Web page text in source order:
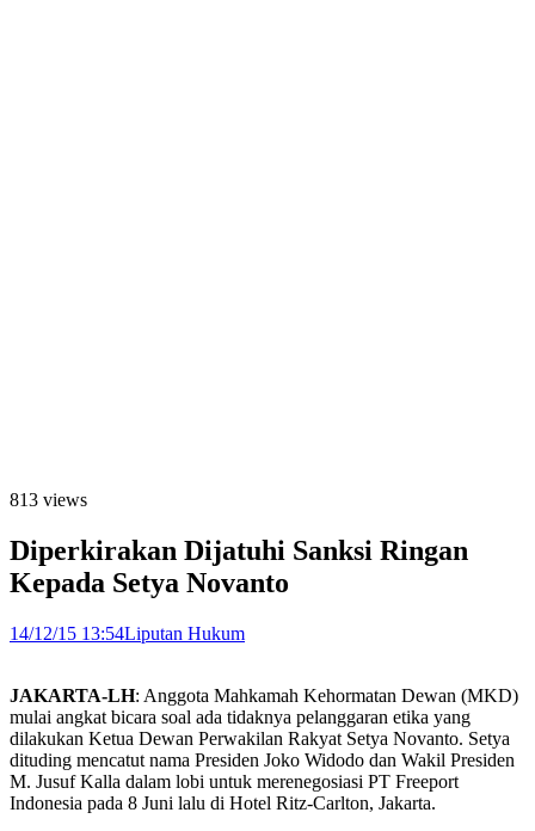
813 views
Diperkirakan Dijatuhi Sanksi Ringan
Kepada Setya Novanto
14/12/15 13:54Liputan Hukum
JAKARTA-LH: Anggota Mahkamah Kehormatan Dewan (MKD)
mulai angkat bicara soal ada tidaknya pelanggaran etika yang
dilakukan Ketua Dewan Perwakilan Rakyat Setya Novanto. Setya
dituding mencatut nama Presiden Joko Widodo dan Wakil Presiden
M. Jusuf Kalla dalam lobi untuk merenegosiasi PT Freeport
Indonesia pada 8 Juni lalu di Hotel Ritz-Carlton, Jakarta.